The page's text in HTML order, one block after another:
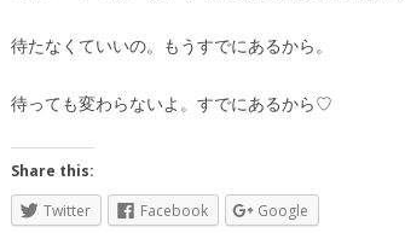
待たなくていいの。もうすでにあるから。
待っても変わらないよ。すでにあるから♡
Share this:
Twitter
Facebook Google